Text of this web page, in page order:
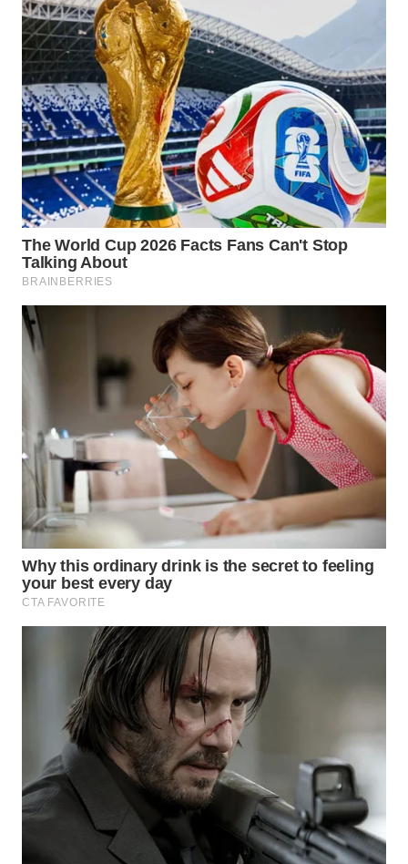
WN
PURWAKARTA
WN
PRIANGAN
TIMUR
WN
SEMARANG
WN
SOLO
BOROBUDUR
WN
SURABAYA
WN
NATUNA
WN
MANDALIKA
WN
LIKUPANG
WN
LABUANBAJO